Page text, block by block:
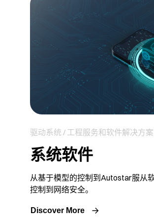
驱动系统 / 工程服务和软件解决方案
系统软件
从基于模型的控制到Autostar服从
控制到网络安全。
Discover More